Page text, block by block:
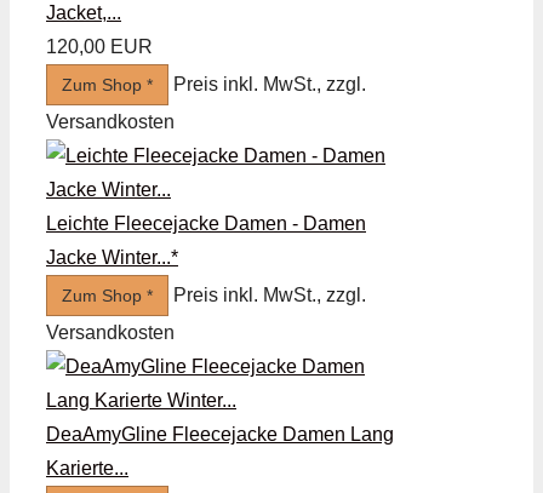
Jacket,...
120,00 EUR
Zum Shop *
Preis inkl. MwSt., zzgl.
Versandkosten
Leichte Fleecejacke Damen - Damen
Jacke Winter...*
Zum Shop *
Preis inkl. MwSt., zzgl.
Versandkosten
DeaAmyGline Fleecejacke Damen Lang
Karierte...